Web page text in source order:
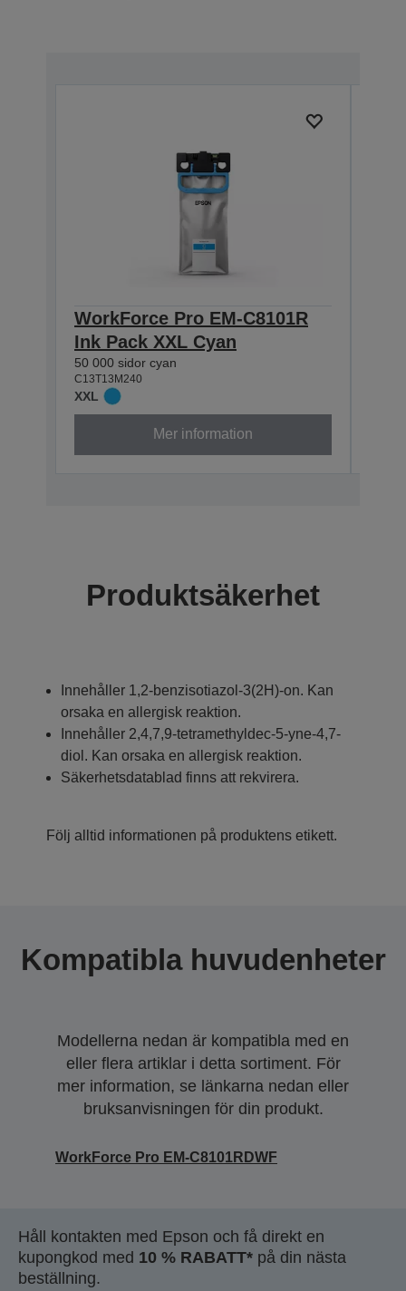
WorkForce Pro EM-C8101R
Ink Pack XXL Cyan
50 000 sidor cyan
C13T13M240
XXL
Mer information
Produktsäkerhet
Innehåller 1,2-benzisotiazol-3(2H)-on. Kan
orsaka en allergisk reaktion.
Innehåller 2,4,7,9-tetramethyldec-5-yne-4,7-
diol. Kan orsaka en allergisk reaktion.
Säkerhetsdatablad finns att rekvirera.
Följ alltid informationen på produktens etikett.
Kompatibla huvudenheter
Modellerna nedan är kompatibla med en
eller flera artiklar i detta sortiment. För
mer information, se länkarna nedan eller
bruksanvisningen för din produkt.
WorkForce Pro EM-C8101RDWF
Håll kontakten med Epson och få direkt en
kupongkod med 10 % RABATT* på din nästa
beställning.